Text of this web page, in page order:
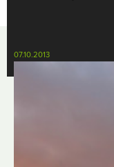
07.10.2013